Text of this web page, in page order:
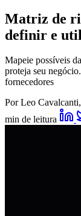
Matriz de
definir e
Mapeie possíveis
proteja seu
fornecedores
Por Leo
min de leitura